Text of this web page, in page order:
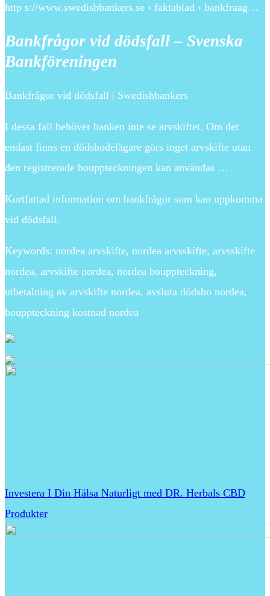
http s://www.swedishbankers.se › faktablad › bankfraag…
Bankfrågor vid dödsfall – Svenska
Bankföreningen
Bankfrågor vid dödsfall | Swedishbankers
I dessa fall behöver banken inte se arvskiftet. Om det
endast finns en dödsbodelägare görs inget arvskifte utan
den registrerade bouppteckningen kan användas …
Kortfattad information om bankfrågor som kan uppkomma
vid dödsfall.
Keywords: nordea arvskifte, nordea arvsskifte, arvsskifte
nordea, arvskifte nordea, nordea bouppteckning,
utbetalning av arvskifte nordea, avsluta dödsbo nordea,
bouppteckning kostnad nordea
Investera I Din Hälsa Naturligt med DR. Herbals CBD
Produkter